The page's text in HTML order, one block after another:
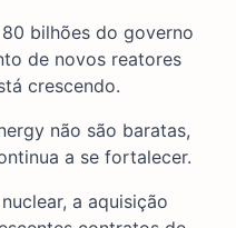
bilhões do governo
de novos reatores
crescendo.
não são baratas,
a se fortalecer.
a aquisição